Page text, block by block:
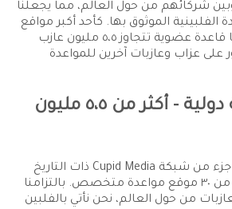
وبين شركائهم من حول العالم، مما يجعلنا
الفلبينية الموثوق بها. كأحد أكبر مواقع
المواعدة للفلبين، لدينا قاعدة عضوية تتجاوز ٥،٥ مليون عازب
على عزاب وعازبات آخرين للمواعدة
مواعدة فلبينية دولية - أكثر من ٥،٥ مليون
FilipinoCupid.com هو جزء من شبكة Cupid Media ذات التاريخ
الطويل والتي تدير أكثر من ٣٠ موقع مواعدة متخصص. بالتزامنا
من حول العالم، نحن نأتي بالفلبين